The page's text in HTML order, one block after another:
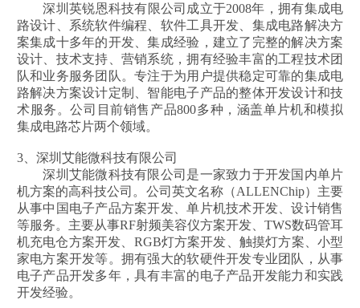
深圳英锐恩科技有限公司成立于2008年，拥有集成电
路设计、系统软件编程、软件工具开发、集成电路解决方
案集成十多年的开发、集成经验，建立了完整的解决方案
设计、技术支持、营销系统，拥有经验丰富的工程技术团
队和业务服务团队。专注于为用户提供稳定可靠的集成电
路解决方案设计定制、智能电子产品的整体开发设计和技
术服务。公司目前销售产品800多种，涵盖单片机和模拟
集成电路芯片两个领域。
3、深圳艾能微科技有限公司
深圳艾能微科技有限公司是一家致力于开发国内单片
机方案的高科技公司。公司英文名称（ALLENChip）主要
从事中国电子产品方案开发、单片机技术开发、设计销售
等服务。主要从事RF射频美容仪方案开发、TWS数码管耳
机充电仓方案开发、RGB灯方案开发、触摸灯方案、小型
家电方案开发等。拥有强大的软硬件开发专业团队，从事
电子产品开发多年，具有丰富的电子产品开发能力和实践
开发经验。